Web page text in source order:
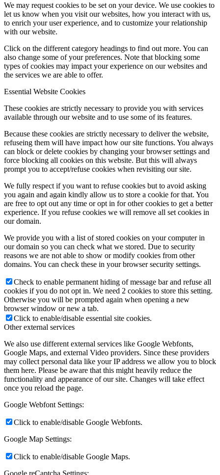
We may request cookies to be set on your device. We use cookies to
let us know when you visit our websites, how you interact with us,
to enrich your user experience, and to customize your relationship
with our website.
Click on the different category headings to find out more. You can
also change some of your preferences. Note that blocking some
types of cookies may impact your experience on our websites and
the services we are able to offer.
Essential Website Cookies
These cookies are strictly necessary to provide you with services
available through our website and to use some of its features.
Because these cookies are strictly necessary to deliver the website,
refuseing them will have impact how our site functions. You always
can block or delete cookies by changing your browser settings and
force blocking all cookies on this website. But this will always
prompt you to accept/refuse cookies when revisiting our site.
We fully respect if you want to refuse cookies but to avoid asking
you again and again kindly allow us to store a cookie for that. You
are free to opt out any time or opt in for other cookies to get a better
experience. If you refuse cookies we will remove all set cookies in
our domain.
We provide you with a list of stored cookies on your computer in
our domain so you can check what we stored. Due to security
reasons we are not able to show or modify cookies from other
domains. You can check these in your browser security settings.
Check to enable permanent hiding of message bar and refuse all
cookies if you do not opt in. We need 2 cookies to store this setting.
Otherwise you will be prompted again when opening a new
browser window or new a tab.
Click to enable/disable essential site cookies.
Other external services
We also use different external services like Google Webfonts,
Google Maps, and external Video providers. Since these providers
may collect personal data like your IP address we allow you to block
them here. Please be aware that this might heavily reduce the
functionality and appearance of our site. Changes will take effect
once you reload the page.
Google Webfont Settings:
Click to enable/disable Google Webfonts.
Google Map Settings:
Click to enable/disable Google Maps.
Google reCaptcha Settings: